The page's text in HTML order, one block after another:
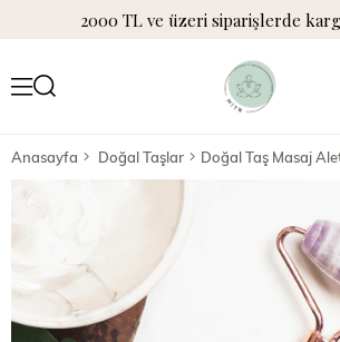
2000 TL ve üzeri siparişlerde
Anasayfa Doğal Taşlar Doğal Taş Masaj